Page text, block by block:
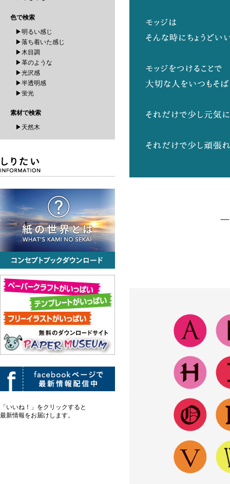
色で検索
▶明るい感じ
▶落ち着いた感じ
▶木目調
▶革のような
▶光沢感
▶半透明感
▶蛍光
素材で検索
▶天然木
「いいね！」をクリックすると
最新情報をお届けします。